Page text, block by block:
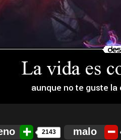
2143 malo